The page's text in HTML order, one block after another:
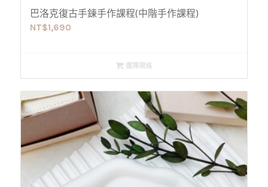
巴洛克復古手鍊手作課程(中階手作課程)
NT$1,690
選擇規格